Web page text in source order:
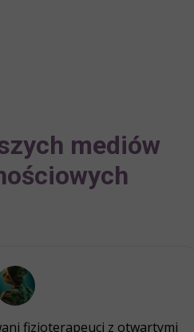
mediów
fizjoterapeuci z otwartymi
fizjoterapeutów. Leczą nie
informacji oraz wsparcie